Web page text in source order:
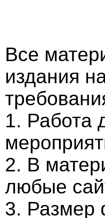
Все
издания
1. Работа
2. В
любые
3. Размер